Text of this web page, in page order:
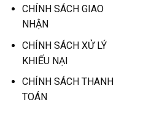
CHÍNH SÁCH GIAO
NHẬN
CHÍNH SÁCH XỬ LÝ
KHIẾU NẠI
CHÍNH SÁCH THANH
TOÁN